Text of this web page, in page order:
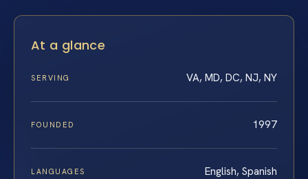
At a glance
SERVING VA, MD, DC, NJ, NY
FOUNDED 1997
LANGUAGES English, Spanish